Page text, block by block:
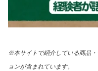
※本サイトで紹介している商品
ョンが含まれています。